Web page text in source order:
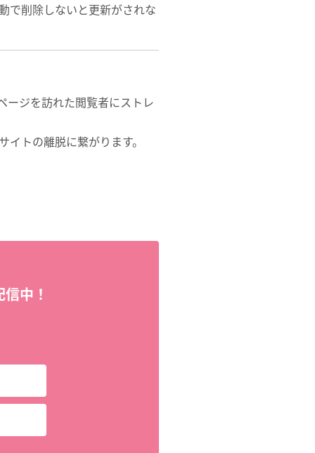
で削除しないと更新がされな
ージを訪れた閲覧者にストレ
トの離脱に繋がります。
中！